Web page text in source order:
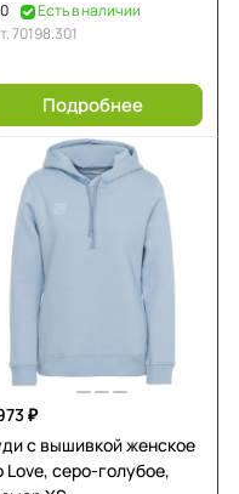
0
Есть в наличии
70198.301
Подробнее
₽
с вышивкой женское
Love, серо-голубое,